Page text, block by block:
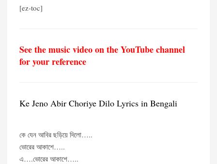
[ez-toc]
See the music video on the YouTube channel
for your reference
Ke Jeno Abir Choriye Dilo Lyrics in Bengali
কে যেন আবির ছড়িয়ে দিলো…..
ভোরের আকাশে…..
এ….ভোরের আকাশে…..